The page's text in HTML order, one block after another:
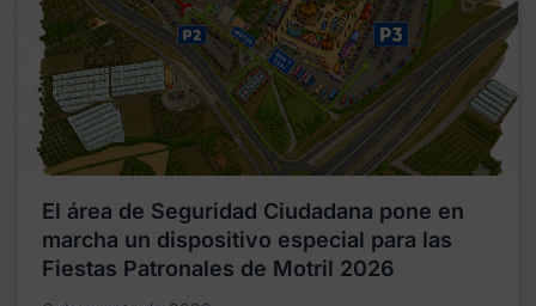
El área de Seguridad Ciudadana pone en
marcha un dispositivo especial para las
Fiestas Patronales de Motril 2026